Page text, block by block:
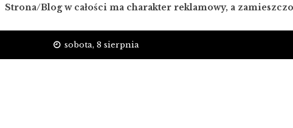
Strona/Blog w całości ma charakter reklamowy, a
sobota, 8 sierpnia